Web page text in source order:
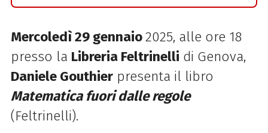
Mercoledì 29 gennaio2025, alle ore 18
presso la Libreria Feltrinelli di Genova,
Daniele Gouthierpresenta il libro
Matematica fuori dalle regole
(Feltrinelli).